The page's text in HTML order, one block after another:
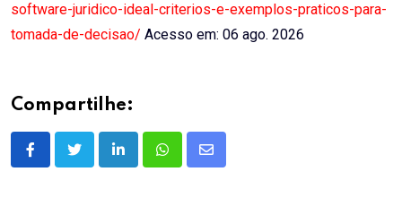
software-juridico-ideal-criterios-e-exemplos-praticos-para-
tomada-de-decisao/ Acesso em: 06 ago. 2026
Compartilhe:
LinkedInWhatsappShare